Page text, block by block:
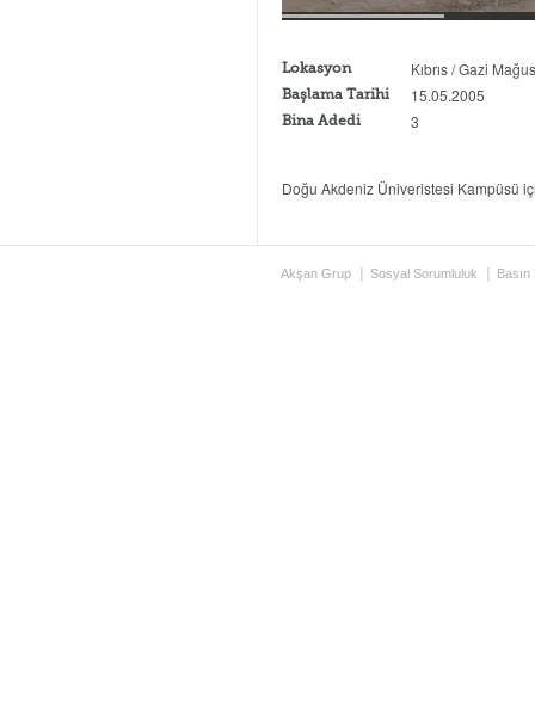
Lokasyon Kıbrıs / Gazi
Başlama Tarihi 15.05.2005
Bina Adedi 3
Doğu Akdeniz Üniveristesi Kampüsü
Akşan Grup Sosyal Sorumluluk Basın